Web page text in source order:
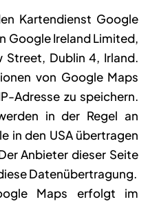
Kartendienst Google
Google Ireland Limited,
Street, Dublin 4, Irland.
von Google Maps
Adresse zu speichern.
in der Regel an
in den USA übertragen
Anbieter dieser Seite
Datenübertragung.
Maps erfolgt im